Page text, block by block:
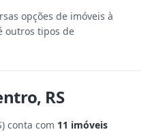
opções de imóveis à
outros tipos de
, RS
) conta com 11 imóveis